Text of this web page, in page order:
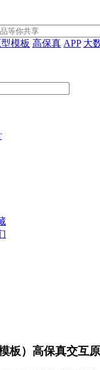
型模板 高保真 APP 大
板）高保真交互